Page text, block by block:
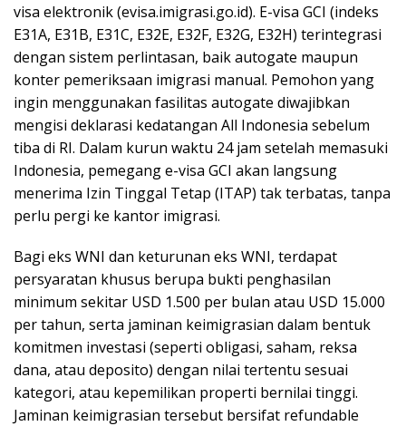
visa elektronik (evisa.imigrasi.go.id). E-visa GCI (indeks
E31A, E31B, E31C, E32E, E32F, E32G, E32H) terintegrasi
dengan sistem perlintasan, baik autogate maupun
konter pemeriksaan imigrasi manual. Pemohon yang
ingin menggunakan fasilitas autogate diwajibkan
mengisi deklarasi kedatangan All Indonesia sebelum
tiba di RI. Dalam kurun waktu 24 jam setelah memasuki
Indonesia, pemegang e-visa GCI akan langsung
menerima Izin Tinggal Tetap (ITAP) tak terbatas, tanpa
perlu pergi ke kantor imigrasi.
Bagi eks WNI dan keturunan eks WNI, terdapat
persyaratan khusus berupa bukti penghasilan
minimum sekitar USD 1.500 per bulan atau USD 15.000
per tahun, serta jaminan keimigrasian dalam bentuk
komitmen investasi (seperti obligasi, saham, reksa
dana, atau deposito) dengan nilai tertentu sesuai
kategori, atau kepemilikan properti bernilai tinggi.
Jaminan keimigrasian tersebut bersifat refundable